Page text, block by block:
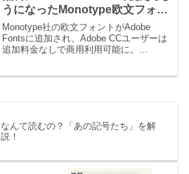
うになったMonotype欧文フォン
トまとめ
Monotype社の欧文フォントがAdobe
Fontsに追加され、Adobe CCユーザーは
追加料金なしで商用利用可能に。
なんて読むの？「あの記号たち」を解
説！